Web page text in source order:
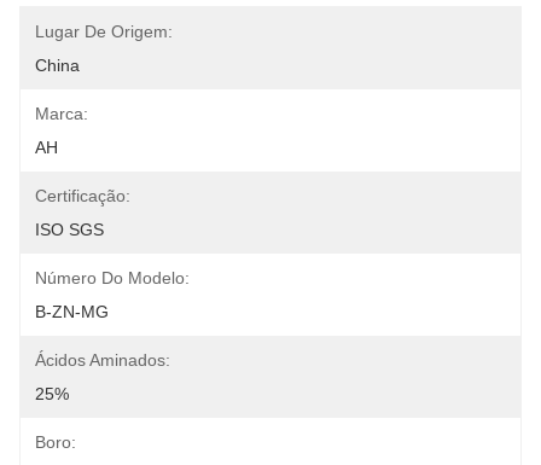
Lugar De Origem:
China
Marca:
AH
Certificação:
ISO SGS
Número Do Modelo:
B-ZN-MG
Ácidos Aminados:
25%
Boro: